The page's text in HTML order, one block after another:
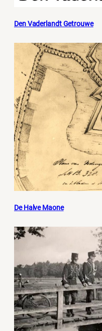
Den Vaderlandt Getrouwe
De Halve Maone